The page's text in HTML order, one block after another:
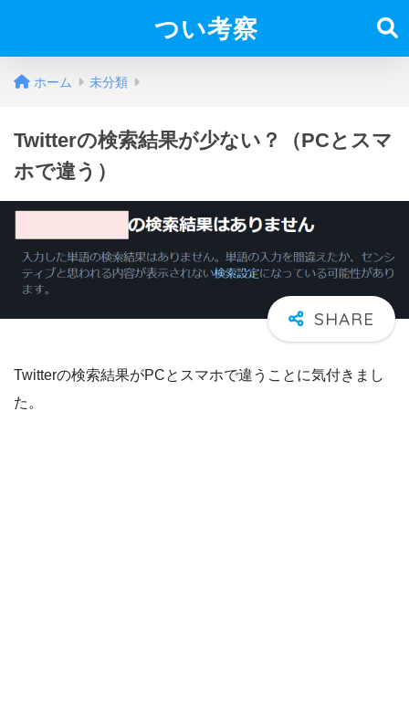
つい考察
ホーム 未分類
Twitterの検索結果が少ない？（PCとスマ
ホで違う）
Twitterの検索結果がPCとスマホで違うことに気付きまし
た。